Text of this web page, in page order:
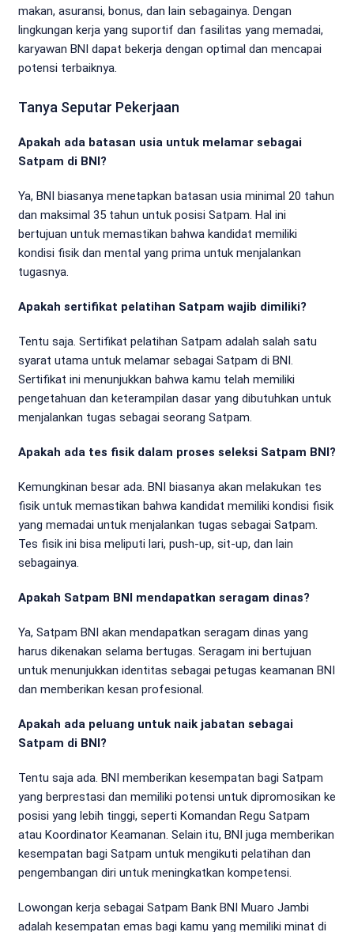
makan, asuransi, bonus, dan lain sebagainya. Dengan
lingkungan kerja yang suportif dan fasilitas yang memadai,
karyawan BNI dapat bekerja dengan optimal dan mencapai
potensi terbaiknya.
Tanya Seputar Pekerjaan
Apakah ada batasan usia untuk melamar sebagai
Satpam di BNI?
Ya, BNI biasanya menetapkan batasan usia minimal 20 tahun
dan maksimal 35 tahun untuk posisi Satpam. Hal ini
bertujuan untuk memastikan bahwa kandidat memiliki
kondisi fisik dan mental yang prima untuk menjalankan
tugasnya.
Apakah sertifikat pelatihan Satpam wajib dimiliki?
Tentu saja. Sertifikat pelatihan Satpam adalah salah satu
syarat utama untuk melamar sebagai Satpam di BNI.
Sertifikat ini menunjukkan bahwa kamu telah memiliki
pengetahuan dan keterampilan dasar yang dibutuhkan untuk
menjalankan tugas sebagai seorang Satpam.
Apakah ada tes fisik dalam proses seleksi Satpam BNI?
Kemungkinan besar ada. BNI biasanya akan melakukan tes
fisik untuk memastikan bahwa kandidat memiliki kondisi fisik
yang memadai untuk menjalankan tugas sebagai Satpam.
Tes fisik ini bisa meliputi lari, push-up, sit-up, dan lain
sebagainya.
Apakah Satpam BNI mendapatkan seragam dinas?
Ya, Satpam BNI akan mendapatkan seragam dinas yang
harus dikenakan selama bertugas. Seragam ini bertujuan
untuk menunjukkan identitas sebagai petugas keamanan BNI
dan memberikan kesan profesional.
Apakah ada peluang untuk naik jabatan sebagai
Satpam di BNI?
Tentu saja ada. BNI memberikan kesempatan bagi Satpam
yang berprestasi dan memiliki potensi untuk dipromosikan ke
posisi yang lebih tinggi, seperti Komandan Regu Satpam
atau Koordinator Keamanan. Selain itu, BNI juga memberikan
kesempatan bagi Satpam untuk mengikuti pelatihan dan
pengembangan diri untuk meningkatkan kompetensi.
Lowongan kerja sebagai Satpam Bank BNI Muaro Jambi
adalah kesempatan emas bagi kamu yang memiliki minat di